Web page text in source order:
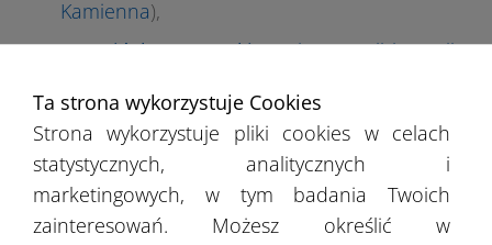
Kamienna),
warmińsko-mazurskie(Olsztyn,Elbląg,Ełk,
wielkopolskie ( Poznań Kalisz , Piła
Ostrów Wielkopolski,Gniezno Leszno
Stęszew,Swarzędz Kępno ,Kostrzyn
),
zachodniopomorskie( Szczecin,Koszalin
Ta strona wykorzystuje Cookies
Strona wykorzystuje pliki cookies w celach
statystycznych, analitycznych i
marketingowych, w tym badania Twoich
zainteresowań. Możesz określić w